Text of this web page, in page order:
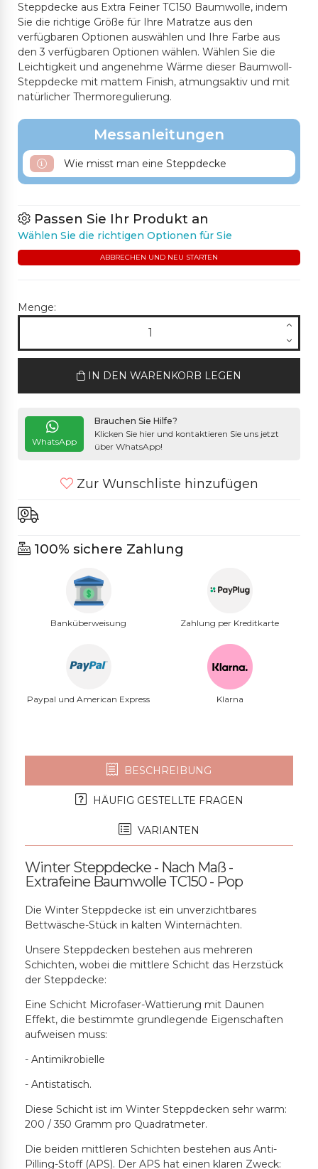
Steppdecke aus Extra Feiner TC150 Baumwolle, indem
Sie die richtige Größe für Ihre Matratze aus den
verfügbaren Optionen auswählen und Ihre Farbe aus
den 3 verfügbaren Optionen wählen. Wählen Sie die
Leichtigkeit und angenehme Wärme dieser Baumwoll-
Steppdecke mit mattem Finish, atmungsaktiv und mit
natürlicher Thermoregulierung.
Messanleitungen
Wie misst man eine Steppdecke
Passen Sie Ihr Produkt an
Wählen Sie die richtigen Optionen für Sie
ABBRECHEN UND NEU STARTEN
Menge:
IN DEN WARENKORB LEGEN
WhatsApp
Brauchen Sie Hilfe?
Klicken Sie hier und kontaktieren Sie uns jetzt
über WhatsApp!
Zur Wunschliste hinzufügen
100% sichere Zahlung
Banküberweisung Zahlung per Kreditkarte
Paypal und American Express Klarna
BESCHREIBUNG
HÄUFIG GESTELLTE FRAGEN
VARIANTEN
Winter Steppdecke - Nach Maß -
Extrafeine Baumwolle TC150 - Pop
Die Winter Steppdecke ist ein unverzichtbares
Bettwäsche-Stück in kalten Winternächten.
Unsere Steppdecken bestehen aus mehreren
Schichten, wobei die mittlere Schicht das Herzstück
der Steppdecke:
Eine Schicht Microfaser-Wattierung mit Daunen
Effekt, die bestimmte grundlegende Eigenschaften
aufweisen muss:
- Antimikrobielle
- Antistatisch.
Diese Schicht ist im Winter Steppdecken sehr warm:
200 / 350 Gramm pro Quadratmeter.
Die beiden mittleren Schichten bestehen aus Anti-
Pilling-Stoff (APS). Der APS hat einen klaren Zweck: